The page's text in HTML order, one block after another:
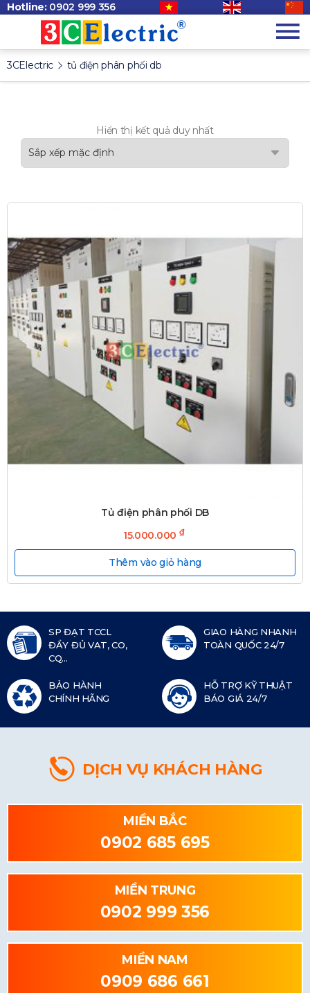
Hotline: 0902 999 356
3CElectric tủ điện phân phối db
Hiển thị kết quả duy nhất
Tủ điện phân phối DB
15.000.000 ₫
Thêm vào giỏ hàng
SP ĐẠT TCCL
ĐẦY ĐỦ VAT, CO,
CQ...
GIAO HÀNG NHANH
TOÀN QUỐC 24/7
BẢO HÀNH
CHÍNH HÃNG
HỖ TRỢ KỸ THUẬT
BÁO GIÁ 24/7
DỊCH VỤ KHÁCH HÀNG
MIỀN BẮC
0902 685 695
MIỀN TRUNG
0902 999 356
MIỀN NAM
0909 686 661